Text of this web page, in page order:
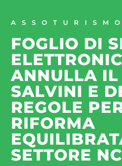
ASSOTURISMO
FOGLIO DI
ANNULLA IL
SALVINI E
REGOLE
RIFORMA
SETTORE